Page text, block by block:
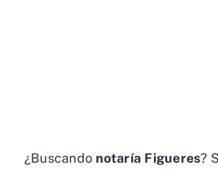
¿Buscando notaría Figueres?